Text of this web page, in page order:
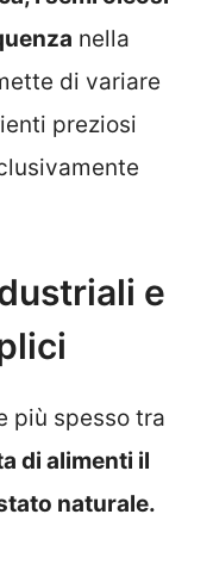
nella
di variare
preziosi
e
più spesso tra
di alimenti il
naturale.